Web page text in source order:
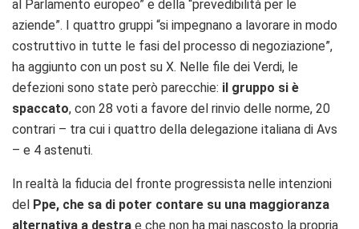
al Parlamento europeo” e della “prevedibilità per le
aziende”. I quattro gruppi “si impegnano a lavorare in modo
costruttivo in tutte le fasi del processo di negoziazione”,
ha aggiunto con un post su X. Nelle file dei Verdi, le
defezioni sono state però parecchie: il gruppo si è
spaccato, con 28 voti a favore del rinvio delle norme, 20
contrari – tra cui i quattro della delegazione italiana di Avs
– e 4 astenuti.
In realtà la fiducia del fronte progressista nelle intenzioni
del Ppe, che sa di poter contare su una maggioranza
alternativa a destra e che non ha mai nascosto la propria